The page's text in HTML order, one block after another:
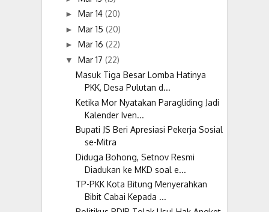
► Mar 14 (20)
► Mar 15 (20)
► Mar 16 (22)
▼ Mar 17 (22)
Masuk Tiga Besar Lomba Hatinya
PKK, Desa Pulutan d...
Ketika Mor Nyatakan Paragliding Jadi
Kalender Iven...
Bupati JS Beri Apresiasi Pekerja Sosial
se-Mitra
Diduga Bohong, Setnov Resmi
Diadukan ke MKD soal e...
TP-PKK Kota Bitung Menyerahkan
Bibit Cabai Kepada ...